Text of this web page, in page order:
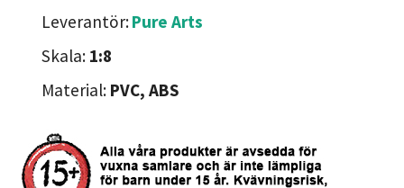
Leverantör:Pure Arts
Skala: 1:8
Material: PVC, ABS